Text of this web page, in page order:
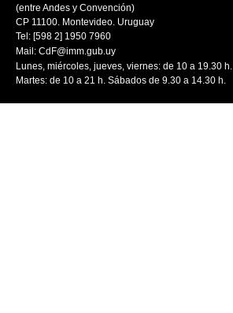
(entre Andes y Convención)
CP 11100. Montevideo. Uruguay
Tel: [598 2] 1950 7960
Mail: CdF@imm.gub.uy
Lunes, miércoles, jueves, viernes: de 10 a 19.30 h.
Martes: de 10 a 21 h. Sábados de 9.30 a 14.30 h.